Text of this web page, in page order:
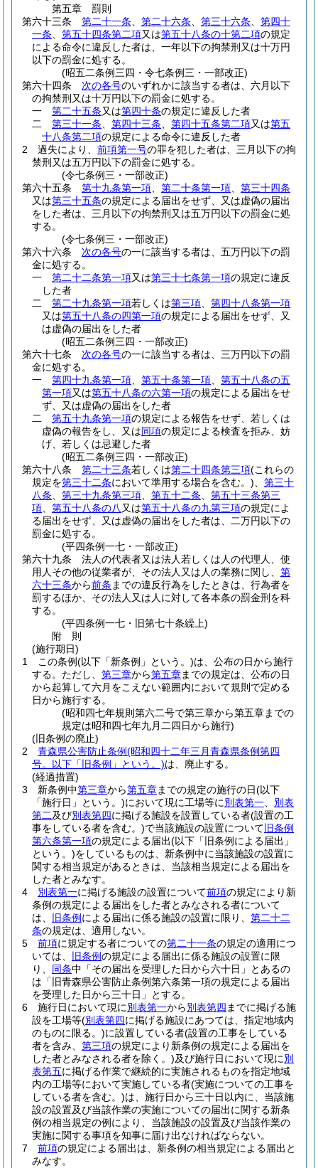
第五章
罰則
第六十三条
第二十一条 第二十六条 第三十六条
第四十
一条
第五十四条第二項又は第五十八条の十第二項の規定
による命令に違反した者は、一年以下の拘禁刑又は十万円
以下の罰金に処する。
(昭五二条例三四・令七条例三・一部改正)
第六十四条
次の各号のいずれかに該当する者は、六月以下
の拘禁刑又は十万円以下の罰金に処する。
一
第二十五条又は第四十条の規定に違反した者
二
第三十一条 第四十三条 第四十五条第二項又は第五
十八条第二項の規定による命令に違反した者
2
過失により、 前項第一号の罪を犯した者は、三月以下の拘
禁刑又は五万円以下の罰金に処する。
(令七条例三・一部改正)
第六十五条
第十九条第一項 第二十条第一項
第三十四条
又は第三十五条の規定による届出をせず、又は虚偽の届出
をした者は、三月以下の拘禁刑又は五万円以下の罰金に処
する。
(令七条例三・一部改正)
第六十六条
次の各号の一に該当する者は、五万円以下の罰
金に処する。
一
第二十二条第一項又は第三十七条第一項の規定に違反
した者
二
第二十九条第一項若しくは第三項
第四十八条第一項
又は第五十八条の四第一項の規定による届出をせず、又
は虚偽の届出をした者
(昭五二条例三四・一部改正)
第六十七条
次の各号の一に該当する者は、三万円以下の罰
金に処する。
一
第四十九条第一項 第五十条第一項
第五十八条の五
第一項又は第五十八条の六第一項の規定による届出をせ
ず、又は虚偽の届出をした者
二
第五十九条第一項の規定による報告をせず、若しくは
虚偽の報告をし、又は同項の規定による検査を拒み、妨
げ、若しくは忌避した者
(昭五二条例三四・一部改正)
第六十八条
第二十三条若しくは第二十四条第三項(これらの
規定を第三十二条において準用する場合を含む。)
第三十
八条
第三十九条第三項 第五十二条
第五十三条第三
項
第五十八条の八 又は第五十八条の九第三項の規定によ
る届出をせず、又は虚偽の届出をした者は、二万円以下の
罰金に処する。
(平四条例一七・一部改正)
第六十九条
法人の代表者又は法人若しくは人の代理人、使
用人その他の従業者が、その法人又は人の業務に関し、 第
六十三条から前条 までの違反行為をしたときは、行為者を
罰するほか、その法人又は人に対して各本条の罰金刑を科
する。
(平四条例一七・旧第七十条繰上)
附 則
(施行期日)
1
この条例(以下「新条例」という。)は、公布の日から施行
する。 ただし、 第三章から第五章までの規定は、公布の日
から起算して六月をこえない範囲内において規則で定める
日から施行する。
(昭和四七年規則第六二号で第三章から第五章までの
規定は昭和四七年九月二四日から施行)
(旧条例の廃止)
2
青森県公害防止条例(昭和四十二年三月青森県条例第四
号。以下「旧条例」という。)は、廃止する。
(経過措置)
3
新条例中第三章から第五章までの規定の施行の日(以下
「施行日」という。)において現に工場等に別表第一
別表
第二及び別表第四に掲げる施設を設置している者(設置の工
事をしている者を含む。)で当該施設の設置について 旧条例
第六条第一項の規定による届出(以下「旧条例による届出」
という。)をしているものは、新条例中に当該施設の設置に
関する相当規定があるときは、当該相当規定による届出を
した者とみなす。
4
別表第一に掲げる施設の設置について前項の規定により新
条例の規定による届出をした者とみなされる者について
は、
旧条例 による届出に係る施設の設置に限り、 第二十二
条の規定は、適用しない。
5
前項に規定する者についての第二十一条の規定の適用につ
いては、
旧条例の規定による届出に係る施設の設置に限
り、 同条中「その届出を受理した日から六十日」とあるの
は「旧青森県公害防止条例第六条第一項の規定による届出
を受理した日から三十日」とする。
6
施行日において現に別表第一から別表第四 までに掲げる施
設を工場等(別表第四に掲げる施設にあつては、指定地域内
のものに限る。)に設置している者(設置の工事をしている
者を含み、 第三項の規定により新条例の規定による届出を
した者とみなされる者を除く。)及び施行日において現に別
表第五に掲げる作業で継続的に実施されるものを指定地域
内の工場等において実施している者(実施についての工事を
している者を含む。)は、施行日から三十日以内に、当該施
設の設置及び当該作業の実施についての届出に関する新条
例の相当規定の例により、当該施設の設置及び当該作業の
実施に関する事項を知事に届け出なければならない。
7
前項の規定による届出は、新条例の相当規定による届出と
みなす。